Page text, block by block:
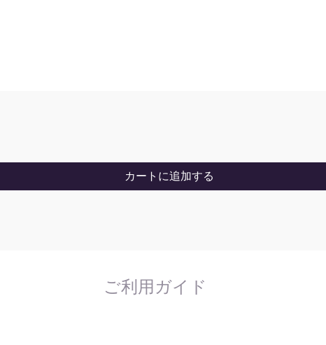
カートに追加する
ご利用ガイド